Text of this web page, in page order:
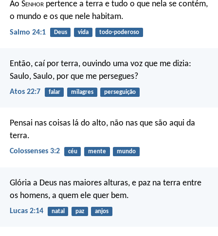
Ao Senhor pertence a terra e tudo o que nela se contém,
o mundo e os que nele habitam.
Salmo 24:1 Deus vida todo-poderoso
Então, caí por terra, ouvindo uma voz que me dizia:
Saulo, Saulo, por que me persegues?
Atos 22:7 falar milagres perseguição
Pensai nas coisas lá do alto, não nas que são aqui da
terra.
Colossenses 3:2 céu mente mundo
Glória a Deus nas maiores alturas, e paz na terra entre
os homens, a quem ele quer bem.
Lucas 2:14 natal paz anjos